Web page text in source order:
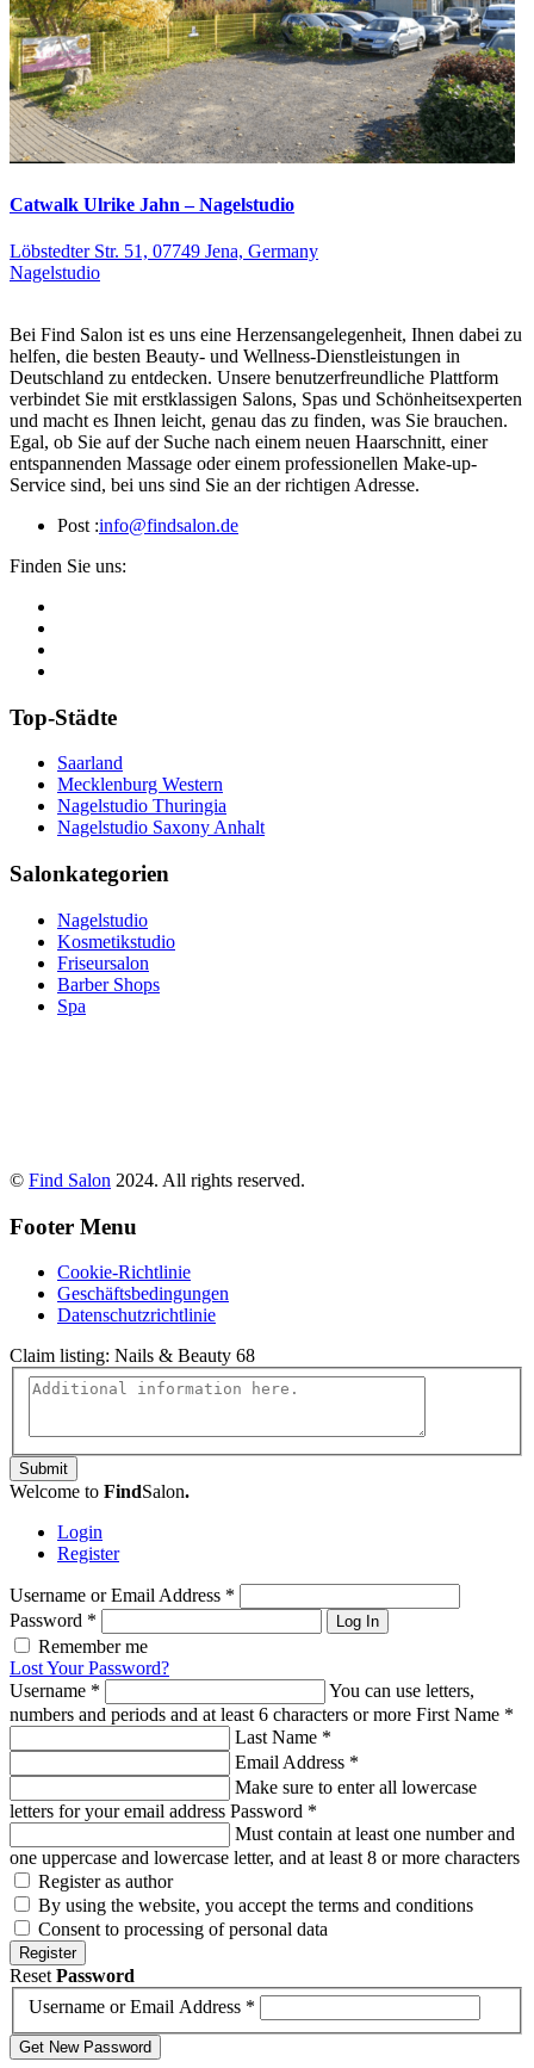
Catwalk Ulrike Jahn – Nagelstudio
Löbstedter Str. 51, 07749 Jena, Germany
Nagelstudio
Bei Find Salon ist es uns eine Herzensangelegenheit, Ihnen dabei zu
helfen, die besten Beauty- und Wellness-Dienstleistungen in
Deutschland zu entdecken. Unsere benutzerfreundliche Plattform
verbindet Sie mit erstklassigen Salons, Spas und Schönheitsexperten
und macht es Ihnen leicht, genau das zu finden, was Sie brauchen.
Egal, ob Sie auf der Suche nach einem neuen Haarschnitt, einer
entspannenden Massage oder einem professionellen Make-up-
Service sind, bei uns sind Sie an der richtigen Adresse.
Post :info@findsalon.de
Finden Sie uns:
Top-Städte
Saarland
Mecklenburg Western
Nagelstudio Thuringia
Nagelstudio Saxony Anhalt
Salonkategorien
Nagelstudio
Kosmetikstudio
Friseursalon
Barber Shops
Spa
© Find Salon 2024. All rights reserved.
Footer Menu
Cookie-Richtlinie
Geschäftsbedingungen
Datenschutzrichtlinie
Claim listing: Nails & Beauty 68
Submit
Welcome to FindSalon.
Login
Register
Username or Email Address *
Password * Log In
Remember me
Lost Your Password?
Username *
You can use letters,
numbers and periods and at least 6 characters or more First Name *
Last Name *
Email Address *
Make sure to enter all lowercase
letters for your email address Password *
Must contain at least one number and
one uppercase and lowercase letter, and at least 8 or more characters
Register as author
By using the website, you accept the terms and conditions
Consent to processing of personal data
Register
Reset Password
Username or Email Address *
Get New Password